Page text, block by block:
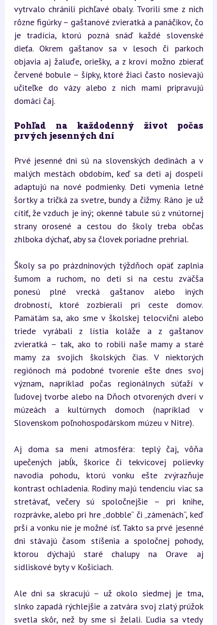
vytrvalo chránili pichľavé obaly. Tvorili sme z nich
rôzne figúrky – gaštanové zvieratká a panáčikov, čo
je tradícia, ktorú pozná snáď každé slovenské
dieťa. Okrem gaštanov sa v lesoch či parkoch
objavia aj žaluďe, oriešky, a z kroví možno zbierať
červené bobule – šípky, ktoré žiaci často nosievajú
učiteľke do vázy alebo z nich mami pripravujú
domáci čaj.
Pohľad na každodenný život počas
prvých jesenných dní
Prvé jesenné dni sú na slovenských dedinách a v
malých mestách obdobím, keď sa deti aj dospelí
adaptujú na nové podmienky. Deti vymenia letné
šortky a tričká za svetre, bundy a čižmy. Ráno je už
cítiť, že vzduch je iný; okenné tabule sú z vnútornej
strany orosené a cestou do školy treba občas
zhlboka dýchať, aby sa človek poriadne prehrial.
Školy sa po prázdninových týždňoch opäť zaplnia
šumom a ruchom, no deti si na cestu zväčša
ponesú plné vrecká gaštanov alebo iných
drobností, ktoré zozbierali pri ceste domov.
Pamätám sa, ako sme v školskej telocvični alebo
triede vyrábali z lístia koláže a z gaštanov
zvieratká – tak, ako to robili naše mamy a staré
mamy za svojich školských čias. V niektorých
regiónoch má podobné tvorenie ešte dnes svoj
význam, napríklad počas regionálnych súťaží v
ľudovej tvorbe alebo na Dňoch otvorených dverí v
múzeách a kultúrnych domoch (napríklad v
Slovenskom poľnohospodárskom múzeu v Nitre).
Aj doma sa mení atmosféra: teplý čaj, vôňa
upečených jabĺk, škorice či tekvicovej polievky
navodia pohodu, ktorú vonku ešte zvýrazňuje
kontrast ochladenia. Rodiny majú tendenciu viac sa
stretávať, večery sú spoločnejšie – pri knihe,
rozprávke, alebo pri hre „dobble“ či „zámenách“, keď
prší a vonku nie je možné ísť. Takto sa prvé jesenné
dni stávajú časom stíšenia a spoločnej pohody,
ktorou dýchajú staré chalupy na Orave aj
sídliskové byty v Košiciach.
Ale dni sa skracujú – už okolo siedmej je tma,
slnko zapadá rýchlejšie a zatvára svoj zlatý prúžok
svetla skôr, než by sme si želali. Ľudia sa vtedy